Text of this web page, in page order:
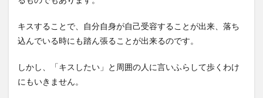
キスすることで、自分自身が自己受容することが出来、落ち
込んでいる時にも踏ん張ることが出来るのです。
しかし、「キスしたい」と周囲の人に言いふらして歩くわけ
にもいきません。